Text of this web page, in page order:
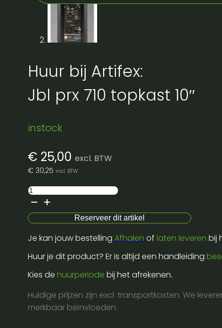
Huur bij Artifex:
Jbl prx 710 topkast 10″
instock
€ 25,00 excl. BTW
€ 30,25 incl. BTW
Jbl
prx
710
topkast
10"
aantal
Reserveer dit artikel
Je kan jouw bestelling Afhalen of laten leveren bij
Huur je dit product? Er is altijd een handleiding
Kies de huurperiode bij het afrekenen.
Huidige prijzen zijn excl. transportkosten. We
merkbaar beïnvloeden.